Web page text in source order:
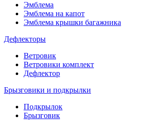
Эмблема
Эмблема на капот
Эмблема крышки багажника
Дефлекторы
Ветровик
Ветровики комплект
Дефлектор
Брызговики и подкрылки
Подкрылок
Брызговик